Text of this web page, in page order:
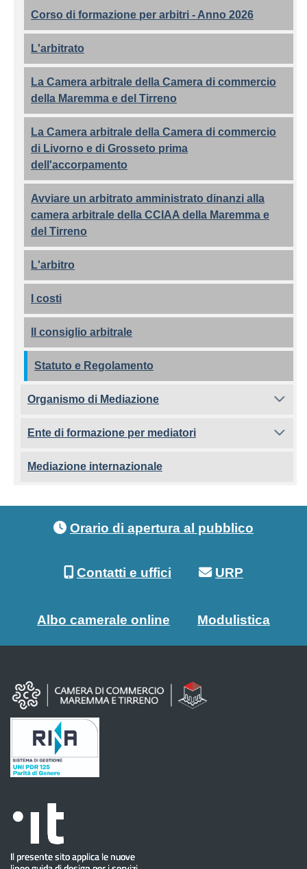
Corso di formazione per arbitri - Anno 2026
L'arbitrato
La Camera arbitrale della Camera di commercio
della Maremma e del Tirreno
La Camera arbitrale della Camera di commercio
di Livorno e di Grosseto prima
dell'accorpamento
Avviare un arbitrato amministrato dinanzi alla
camera arbitrale della CCIAA della Maremma e
del Tirreno
L'arbitro
I costi
Il consiglio arbitrale
Statuto e Regolamento
Organismo di Mediazione
Ente di formazione per mediatori
Mediazione internazionale
Orario di apertura al pubblico
Contatti e uffici URP
Albo camerale online Modulistica